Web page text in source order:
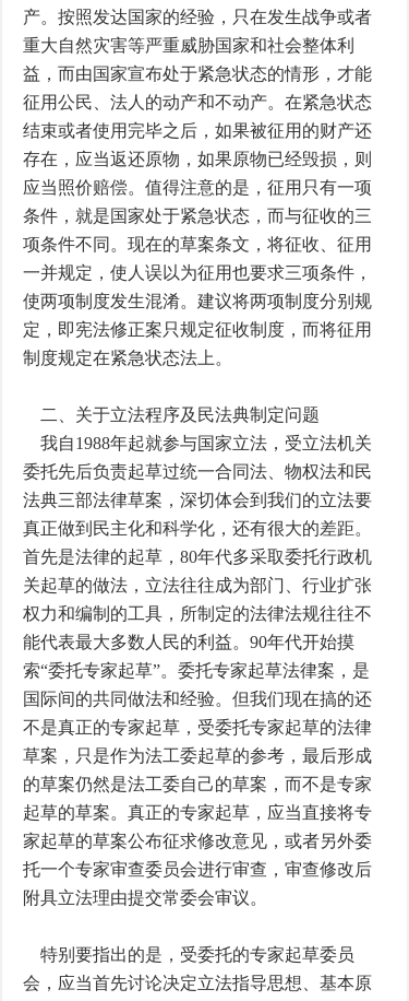
产。按照发达国家的经验，只在发生战争或者
重大自然灾害等严重威胁国家和社会整体利
益，而由国家宣布处于紧急状态的情形，才能
征用公民、法人的动产和不动产。在紧急状态
结束或者使用完毕之后，如果被征用的财产还
存在，应当返还原物，如果原物已经毁损，则
应当照价赔偿。值得注意的是，征用只有一项
条件，就是国家处于紧急状态，而与征收的三
项条件不同。现在的草案条文，将征收、征用
一并规定，使人误以为征用也要求三项条件，
使两项制度发生混淆。建议将两项制度分别规
定，即宪法修正案只规定征收制度，而将征用
制度规定在紧急状态法上。
二、关于立法程序及民法典制定问题
我自1988年起就参与国家立法，受立法机关
委托先后负责起草过统一合同法、物权法和民
法典三部法律草案，深切体会到我们的立法要
真正做到民主化和科学化，还有很大的差距。
首先是法律的起草，80年代多采取委托行政机
关起草的做法，立法往往成为部门、行业扩张
权力和编制的工具，所制定的法律法规往往不
能代表最大多数人民的利益。90年代开始摸
索“委托专家起草”。委托专家起草法律案，是
国际间的共同做法和经验。但我们现在搞的还
不是真正的专家起草，受委托专家起草的法律
草案，只是作为法工委起草的参考，最后形成
的草案仍然是法工委自己的草案，而不是专家
起草的草案。真正的专家起草，应当直接将专
家起草的草案公布征求修改意见，或者另外委
托一个专家审查委员会进行审查，审查修改后
附具立法理由提交常委会审议。
特别要指出的是，受委托的专家起草委员
会，应当首先讨论决定立法指导思想、基本原